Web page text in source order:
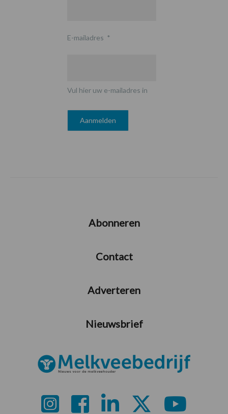
E-mailadres *
Vul hier uw e-mailadres in
Abonneren
Contact
Adverteren
Nieuwsbrief